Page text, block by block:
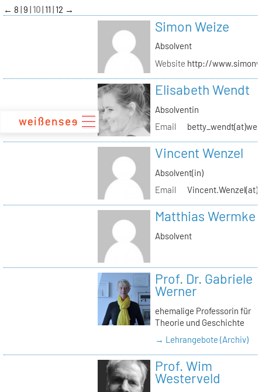
zum
Inhalt
← 8 9 10 11 12 →
Simon Weize
Absolvent
Website http://
Elisabeth Wendt
Absolventin
Email
Vincent Wenzel
Absolvent(in)
Email
Matthias Wermke
Absolvent
Prof. Dr. Gabriele
Werner
ehemalige Professorin für
Theorie und Geschichte
→ Lehrangebote (Archiv)
Prof. Wim
Westerveld